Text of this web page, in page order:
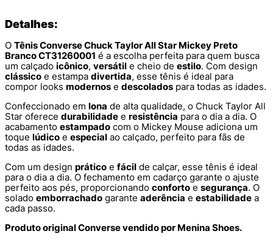
Detalhes:
O Tênis Converse Chuck Taylor All Star Mickey Preto
Branco CT31260001 é a escolha perfeita para quem busca
um calçado icônico, versátil e cheio de estilo. Com design
clássico e estampa divertida, esse tênis é ideal para
compor looks modernos e descolados para todas as idades.
Confeccionado em lona de alta qualidade, o Chuck Taylor All
Star oferece durabilidade e resistência para o dia a dia. O
acabamento estampado com o Mickey Mouse adiciona um
toque lúdico e especial ao calçado, perfeito para fãs de
todas as idades.
Com um design prático e fácil de calçar, esse tênis é ideal
para o dia a dia. O fechamento em cadarço garante o ajuste
perfeito aos pés, proporcionando conforto e segurança. O
solado emborrachado garante aderência e estabilidade a
cada passo.
Produto original Converse vendido por Menina Shoes.